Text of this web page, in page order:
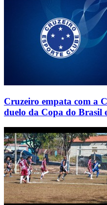
Cruzeiro empata com a
duelo da Copa do Brasil